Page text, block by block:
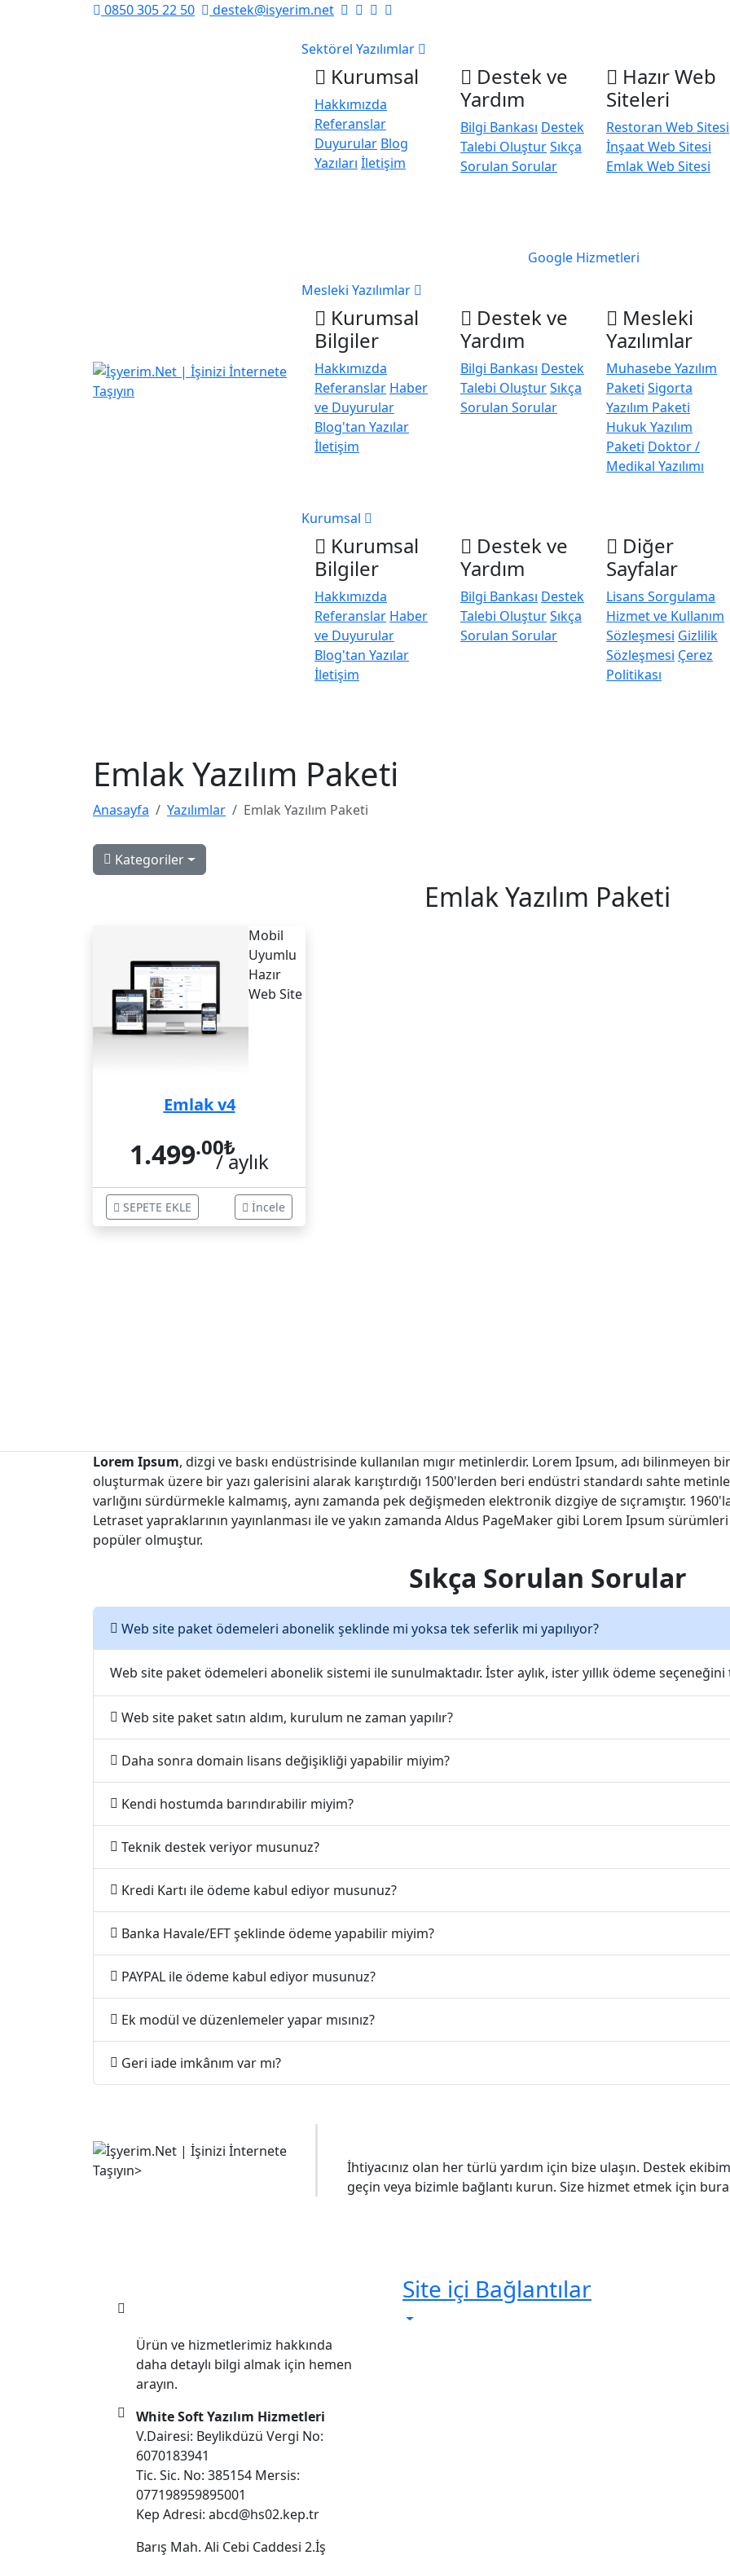
0850 305 22 50 destek@isyerim.net
Sektörel Yazılımlar
Kurumsal
Hakkımızda
Referanslar
Duyurular Blog
Yazıları İletişim
Destek ve
Yardım
Bilgi Bankası Destek
Talebi OluşturSıkça
Sorulan Sorular
Hazır Web
Siteleri
Restoran Web Sitesi
İnşaat Web Sitesi
Emlak Web Sitesi
Google Hizmetleri
Mesleki Yazılımlar
Kurumsal
Bilgiler
Hakkımızda
Referanslar Haber
ve Duyurular
Blog'tan Yazılar
İletişim
Destek ve
Yardım
Bilgi Bankası Destek
Talebi OluşturSıkça
Sorulan Sorular
Mesleki
Yazılımlar
Muhasebe Yazılım
Paketi Sigorta
Yazılım Paketi
Hukuk Yazılım
Paketi Doktor /
Medikal Yazılımı
Kurumsal
Kurumsal
Bilgiler
Hakkımızda
Referanslar Haber
ve Duyurular
Blog'tan Yazılar
İletişim
Destek ve
Yardım
Bilgi Bankası Destek
Talebi OluşturSıkça
Sorulan Sorular
Diğer
Sayfalar
Lisans Sorgulama
Hizmet ve Kullanım
Sözleşmesi Gizlilik
Sözleşmesi Çerez
Politikası
Emlak Yazılım Paketi
Anasayfa Yazılımlar Emlak Yazılım Paketi
Kategoriler
Emlak Yazılım Paketi
Mobil
Uyumlu
Hazır
Web Site
Emlak v4
1.499.00₺
/ aylık
SEPETE EKLE İncele
Lorem Ipsum, dizgi ve baskı endüstrisinde kullanılan mıgır metinlerdir. Lorem Ipsum, adı bilinmeyen
oluşturmak üzere bir yazı galerisini alarak karıştırdığı 1500'lerden beri endüstri standardı sahte
varlığını sürdürmekle kalmamış, aynı zamanda pek değişmeden elektronik dizgiye de sıçramıştır.
Letraset yapraklarının yayınlanması ile ve yakın zamanda Aldus PageMaker gibi Lorem Ipsum sürümleri
popüler olmuştur.
Sıkça Sorulan Sorular
Web site paket ödemeleri abonelik şeklinde mi yoksa tek seferlik mi yapılıyor?
Web site paket ödemeleri abonelik sistemi ile sunulmaktadır. İster aylık, ister yıllık ödeme
Web site paket satın aldım, kurulum ne zaman yapılır?
Daha sonra domain lisans değişikliği yapabilir miyim?
Kendi hostumda barındırabilir miyim?
Teknik destek veriyor musunuz?
Kredi Kartı ile ödeme kabul ediyor musunuz?
Banka Havale/EFT şeklinde ödeme yapabilir miyim?
PAYPAL ile ödeme kabul ediyor musunuz?
Ek modül ve düzenlemeler yapar mısınız?
Geri iade imkânım var mı?
İhtiyacınız olan her türlü yardım için bize ulaşın. Destek
geçin veya bizimle bağlantı kurun. Size hizmet etmek için
Ürün ve hizmetlerimiz hakkında
daha detaylı bilgi almak için hemen
arayın.
White Soft Yazılım Hizmetleri
V.Dairesi: Beylikdüzü Vergi No:
6070183941
Tic. Sic. No: 385154 Mersis:
077198959895001
Kep Adresi: abcd@hs02.kep.tr
Barış Mah. Ali Cebi Caddesi 2.İş
Site içi Bağlantılar